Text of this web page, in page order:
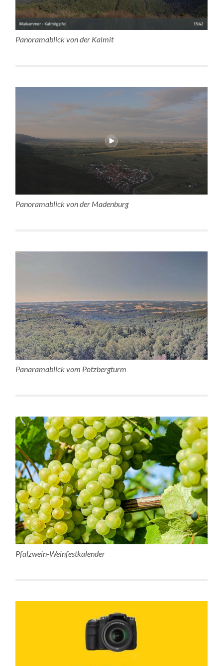
Panoramablick von der Kalmit
Panoramablick von der Madenburg
Panaramablick vom Potzbergturm
Pfalzwein-Weinfestkalender